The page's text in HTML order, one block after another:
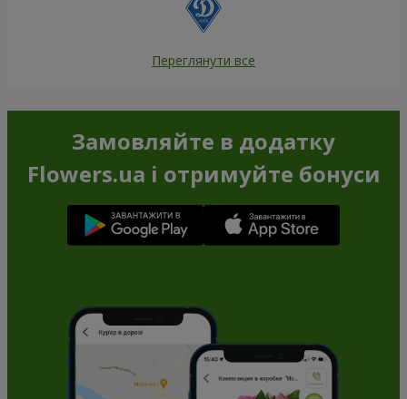
Переглянути все
Замовляйте в додатку
Flowers.ua і отримуйте бонуси